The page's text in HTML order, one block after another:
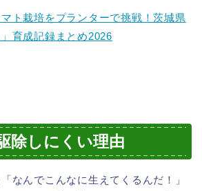
マト栽培をプランターで挑戦！茨城県
育成記録まとめ2026
除しにくい理由
なんでこんなに生えてくるんだ！」